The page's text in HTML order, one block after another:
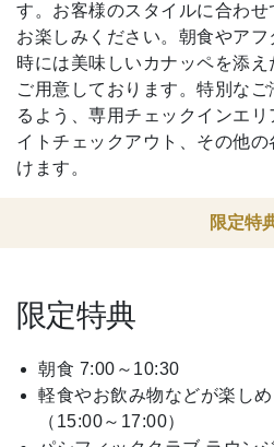
す。お客様のスタイルに合わ
お楽しみください。朝食やア
時には美味しいカナッペを添
ご用意しております。特別な
るよう、専用チェックインエ
イトチェックアウト、その他
けます。
限定特
限定特典
朝食 7:00～10:30
軽食やお飲み物などが楽し
（15:00～17:00）